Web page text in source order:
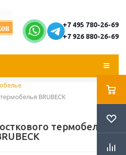
+7 495 780-26-69
+7 926 880-26-69
BRUBECK
термобелья